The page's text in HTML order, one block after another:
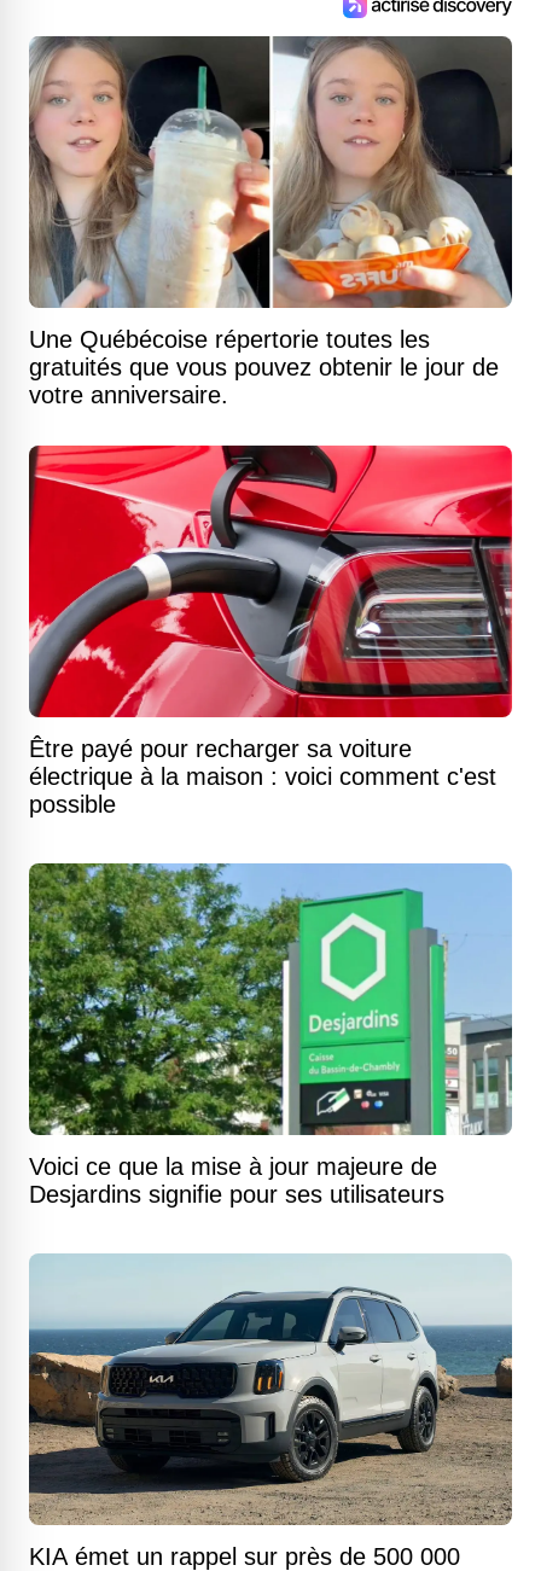
Une Québécoise répertorie toutes les
gratuités que vous pouvez obtenir le jour de
votre anniversaire.
Être payé pour recharger sa voiture
électrique à la maison : voici comment c'est
possible
Voici ce que la mise à jour majeure de
Desjardins signifie pour ses utilisateurs
KIA émet un rappel sur près de 500 000